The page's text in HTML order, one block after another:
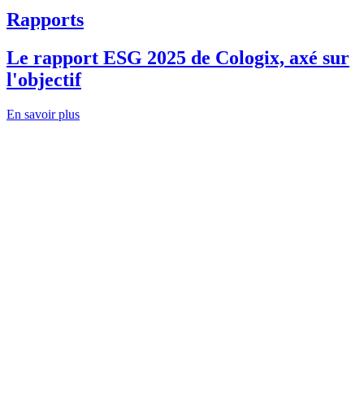
Rapports
Le rapport ESG 2025 de Cologix, axé sur
l'objectif
En savoir plus